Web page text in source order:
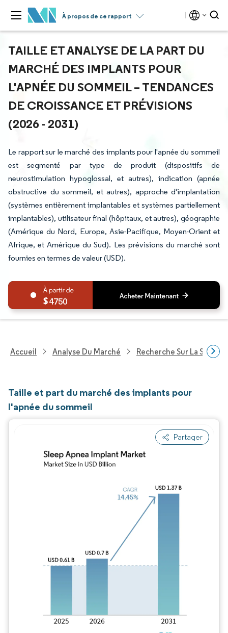
À propos de ce rapport
TAILLE ET ANALYSE DE LA PART DU
MARCHÉ DES IMPLANTS POUR
L'APNÉE DU SOMMEIL – TENDANCES
DE CROISSANCE ET PRÉVISIONS
(2026 - 2031)
Le rapport sur le marché des implants pour l'apnée du sommeil
est segmenté par type de produit (dispositifs de
neurostimulation hypoglossal, et autres), indication (apnée
obstructive du sommeil, et autres), approche d'implantation
(systèmes entièrement implantables et systèmes partiellement
implantables), utilisateur final (hôpitaux, et autres), géographie
(Amérique du Nord, Europe, Asie-Pacifique, Moyen-Orient et
Afrique, et Amérique du Sud). Les prévisions du marché sont
fournies en termes de valeur (USD).
4750
Accueil Analyse Du Marché Recherche Sur La Santé
Taille et part du marché des implants pour
l'apnée du sommeil
Partager
Image © Mordor Intelligence. La